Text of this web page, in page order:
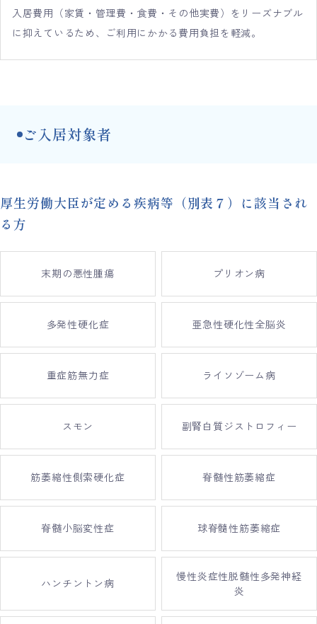
入居費用（家賃・管理費・食費・その他実費）をリーズナブル
に抑えているため、ご利用にかかる費用負担を軽減。
ご入居対象者
厚生労働大臣が定める疾病等（別表７）に該当され
る方
末期の悪性腫瘍 プリオン病
多発性硬化症 亜急性硬化性全脳炎
重症筋無力症 ライソゾーム病
スモン 副腎白質ジストロフィー
筋萎縮性側索硬化症 脊髄性筋萎縮症
脊髄小脳変性症 球脊髓性筋萎縮症
ハンチントン病
慢性炎症性脱髄性多発神経
炎